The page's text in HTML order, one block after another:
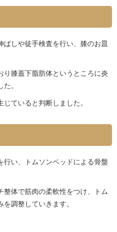
しや徒手検査を行い、膝のお皿
り膝蓋下脂肪体というところに炎
。
ていると判断しました。
行い、トムソンベッドによる骨盤
体で筋肉の柔軟性をつけ、トム
調整していきます。